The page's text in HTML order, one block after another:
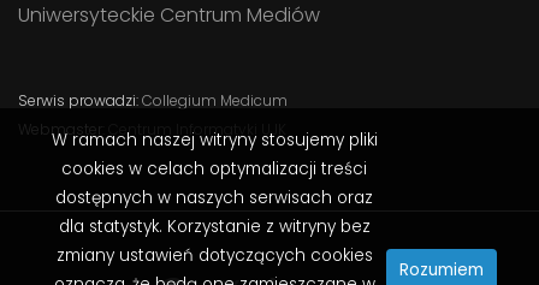
Uniwersyteckie Centrum Mediów
Serwis prowadzi:Collegium Medicum
Webmaster:
Centrum Informatyki UJK
W ramach naszej witryny stosujemy pliki
cookies w celach optymalizacji treści
dostępnych w naszych serwisach oraz
dla statystyk. Korzystanie z witryny bez
zmiany ustawień dotyczących cookies
Rozumiem